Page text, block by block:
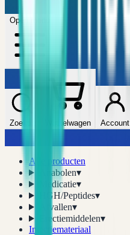
Open menu
Zoeken Winkelwagen Account
Alle producten
Anabolen▾
Medicatie▾
HGH/Peptides▾
Afvallen▾
Erectiemiddelen▾
Injectiemateriaal